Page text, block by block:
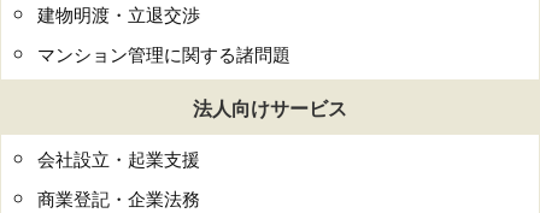
建物明渡・立退交渉
マンション管理に関する諸問題
法人向けサービス
会社設立・起業支援
商業登記・企業法務